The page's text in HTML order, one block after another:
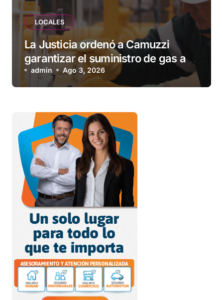
LOCALES
La Justicia ordenó a Camuzzi
garantizar el suministro de gas a
una familia de Tolhuin
admin Ago 3, 2026